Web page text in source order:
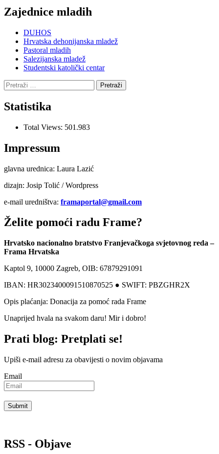
Zajednice mladih
DUHOS
Hrvatska dehonijanska mladež
Pastoral mladih
Salezijanska mladež
Studentski katolički centar
Pretraži:
Statistika
Total Views: 501.983
Impressum
glavna urednica: Laura Lazić
dizajn: Josip Tolić / Wordpress
e-mail uredništva: framaportal@gmail.com
Želite pomoći radu Frame?
Hrvatsko nacionalno bratstvo Franjevačkoga svjetovnog reda –
Frama Hrvatska
Kaptol 9, 10000 Zagreb, OIB: 67879291091
IBAN: HR3023400091510870525 ● SWIFT: PBZGHR2X
Opis plaćanja: Donacija za pomoć rada Frame
Unaprijed hvala na svakom daru! Mir i dobro!
Prati blog: Pretplati se!
Upiši e-mail adresu za obavijesti o novim objavama
Email
RSS - Objave